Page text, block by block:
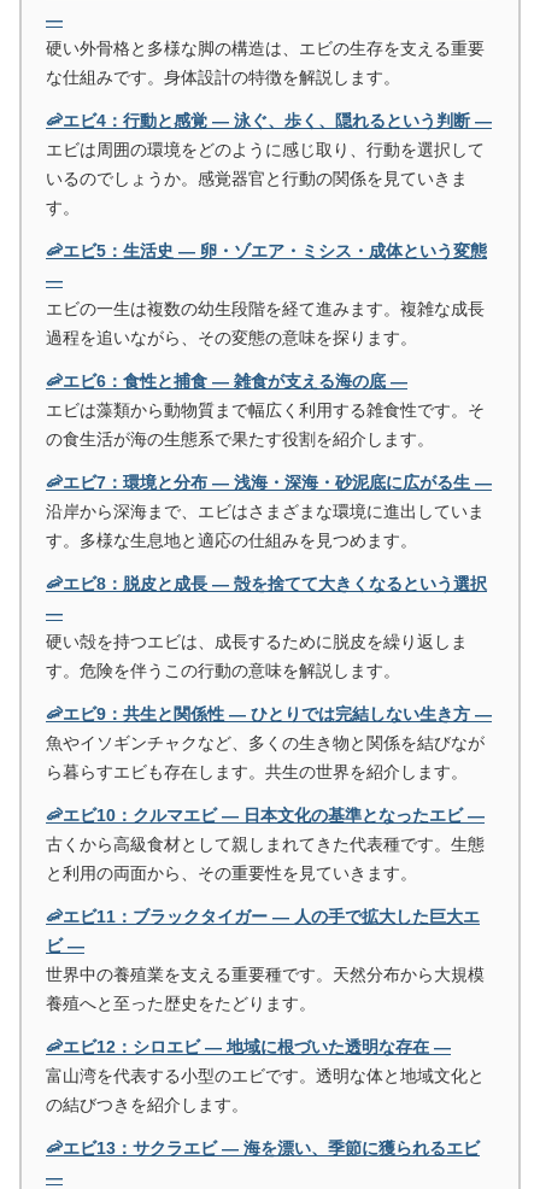
―
硬い外骨格と多様な脚の構造は、エビの生存を支える重要
な仕組みです。身体設計の特徴を解説します。
🦐エビ4：行動と感覚 ― 泳ぐ、歩く、隠れるという判断 ―
エビは周囲の環境をどのように感じ取り、行動を選択して
いるのでしょうか。感覚器官と行動の関係を見ていきま
す。
🦐エビ5：生活史 ― 卵・ゾエア・ミシス・成体という変態
―
エビの一生は複数の幼生段階を経て進みます。複雑な成長
過程を追いながら、その変態の意味を探ります。
🦐エビ6：食性と捕食 ― 雑食が支える海の底 ―
エビは藻類から動物質まで幅広く利用する雑食性です。そ
の食生活が海の生態系で果たす役割を紹介します。
🦐エビ7：環境と分布 ― 浅海・深海・砂泥底に広がる生 ―
沿岸から深海まで、エビはさまざまな環境に進出していま
す。多様な生息地と適応の仕組みを見つめます。
🦐エビ8：脱皮と成長 ― 殻を捨てて大きくなるという選択
―
硬い殻を持つエビは、成長するために脱皮を繰り返しま
す。危険を伴うこの行動の意味を解説します。
🦐エビ9：共生と関係性 ― ひとりでは完結しない生き方 ―
魚やイソギンチャクなど、多くの生き物と関係を結びなが
ら暮らすエビも存在します。共生の世界を紹介します。
🦐エビ10：クルマエビ ― 日本文化の基準となったエビ ―
古くから高級食材として親しまれてきた代表種です。生態
と利用の両面から、その重要性を見ていきます。
🦐エビ11：ブラックタイガー ― 人の手で拡大した巨大エ
ビ ―
世界中の養殖業を支える重要種です。天然分布から大規模
養殖へと至った歴史をたどります。
🦐エビ12：シロエビ ― 地域に根づいた透明な存在 ―
富山湾を代表する小型のエビです。透明な体と地域文化と
の結びつきを紹介します。
🦐エビ13：サクラエビ ― 海を漂い、季節に獲られるエビ
―